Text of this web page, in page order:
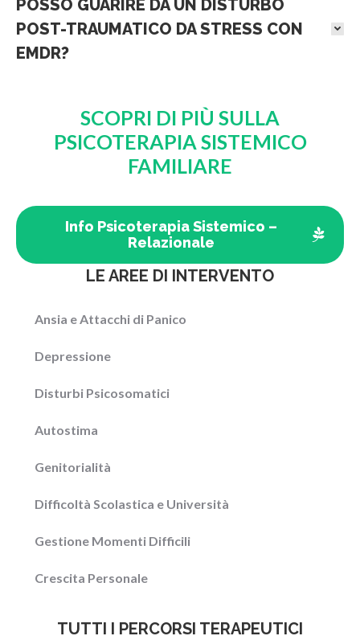
POSSO GUARIRE DA UN DISTURBO
POST-TRAUMATICO DA STRESS CON
EMDR?
SCOPRI DI PIÙ SULLA
PSICOTERAPIA SISTEMICO
FAMILIARE
Info Psicoterapia Sistemico –
Relazionale
LE AREE DI INTERVENTO
Ansia e Attacchi di Panico
Depressione
Disturbi Psicosomatici
Autostima
Genitorialità
Difficoltà Scolastica e Università
Gestione Momenti Difficili
Crescita Personale
TUTTI I PERCORSI TERAPEUTICI